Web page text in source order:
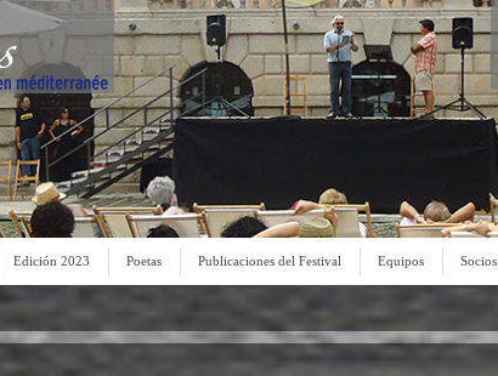
Edición 2023 Poetas Publicaciones del Festival Equipos Socios